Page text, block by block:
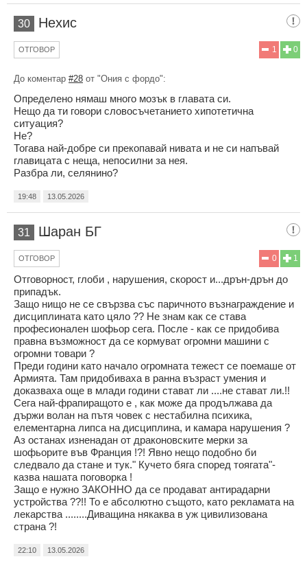
30 Нехис
0
1
ОТГОВОР
До коментар #28 от "Ония с фордо":
Определено нямаш много мозък в главата си.
Нещо да ти говори словосъчетанието хипотетична
ситуация?
Не?
Тогава най-добре си прекопавай нивата и не си напъвай
главицата с неща, непосилни за нея.
Разбра ли, селянино?
19:48 13.05.2026
31 Шаран БГ
1
0
ОТГОВОР
Отговорност, глоби , нарушения, скорост и...дрън-дрън до
припадък.
Защо нищо не се свързва със паричното възнаграждение и
дисциплината като цяло ?? Не знам как се става
професионален шофьор сега. После - как се придобива
правна възможност да се кормуват огромни машини с
огромни товари ?
Преди години като начало огромната тежест се поемаше от
Армията. Там придобиваха в ранна възраст умения и
доказваха още в млади години стават ли ....не стават ли.!!
Сега най-фрапиращото е , как може да продължава да
държи волан на пътя човек с нестабилна психика,
елементарна липса на дисциплина, и камара нарушения ?
Аз останах изненадан от драконовските мерки за
шофьорите във Франция !?! Явно нещо подобно би
следвало да стане и тук." Кучето бяга според тоягата"-
казва нашата поговорка !
Защо е нужно ЗАКОННО да се продават антирадарни
устройства ??!! То е абсолютно същото, като рекламата на
лекарства ........Диващина някаква в уж цивилизована
страна ?!
22:10 13.05.2026